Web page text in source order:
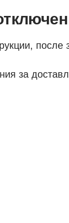
после
за